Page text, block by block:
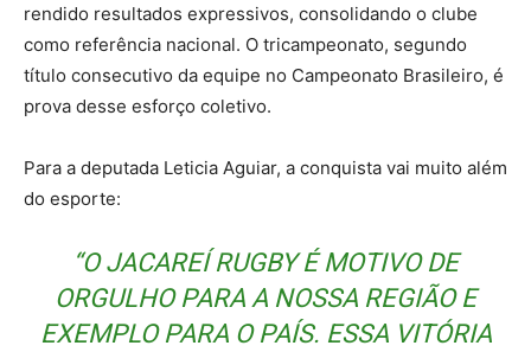
rendido resultados expressivos, consolidando o clube
como referência nacional. O tricampeonato, segundo
título consecutivo da equipe no Campeonato Brasileiro, é
prova desse esforço coletivo.
Para a deputada Leticia Aguiar, a conquista vai muito além
do esporte:
“O JACAREÍ RUGBY É MOTIVO DE
ORGULHO PARA A NOSSA REGIÃO E
EXEMPLO PARA O PAÍS. ESSA VITÓRIA